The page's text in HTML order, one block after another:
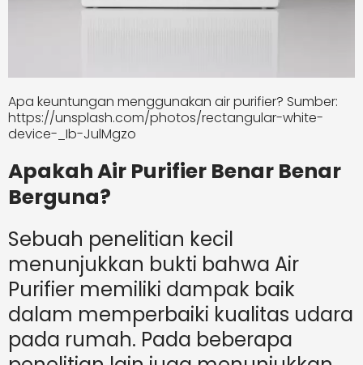
Apa keuntungan menggunakan air purifier? Sumber:
https://unsplash.com/photos/rectangular-white-
device-_Ib-JulMgzo
Apakah Air Purifier Benar Benar
Berguna?
Sebuah penelitian kecil
menunjukkan bukti bahwa Air
Purifier memiliki dampak baik
dalam memperbaiki kualitas udara
pada rumah. Pada beberapa